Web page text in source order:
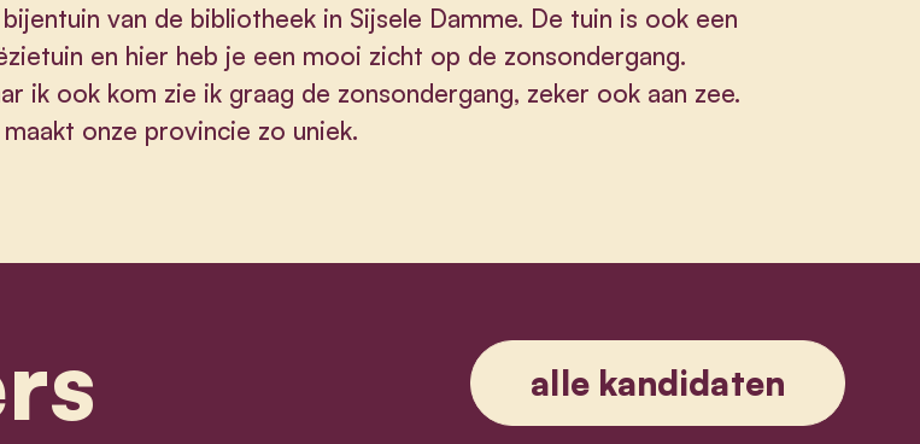
van de bibliotheek in Sijsele Damme. De tuin is ook een
en hier heb je een mooi zicht op de zonsondergang.
ik ook kom zie ik graag de zonsondergang, zeker ook aan zee.
onze provincie zo uniek.
alle kandidaten